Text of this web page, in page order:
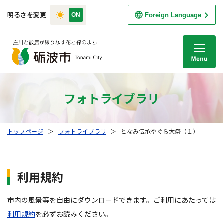
明るさを変更 Foreign Language
フォトライブラリ
トップページ ＞ フォトライブラリ ＞ となみ伝承やぐら大祭（１）
利用規約
市内の風景等を自由にダウンロードできます。ご利用にあたっては
利用規約を必ずお読みください。